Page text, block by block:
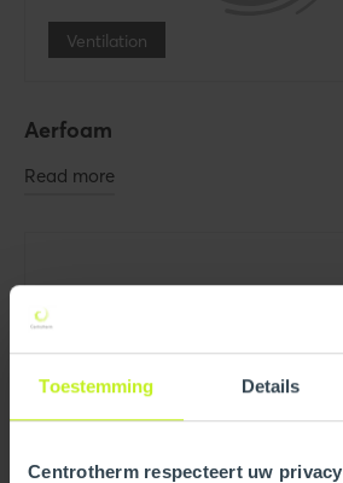
Toestemming Details
Centrotherm respecteert uw privacy
Ventilation
Aerfoam
Read more